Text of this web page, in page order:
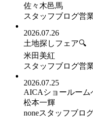
佐々木邑馬
スタッフブログ営
2026.07.26
土地探しフェア🔍
米田美紅
スタッフブログ営
2026.07.25
AICAショールーム
松本一輝
noneスタッフブロ